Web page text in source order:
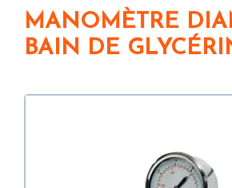
MANOMÈTRE DIAM. 63 EN
BAIN DE